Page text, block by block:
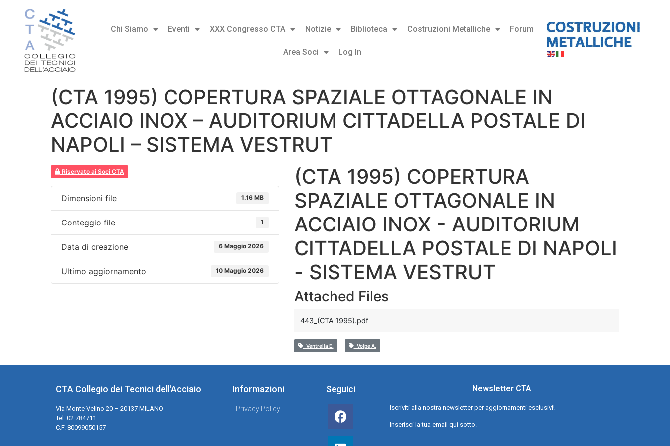
Chi Siamo Eventi XXX Congresso CTA Notizie Biblioteca Costruzioni Metalliche Forum
Area Soci Log In
(CTA 1995) COPERTURA SPAZIALE OTTAGONALE IN
ACCIAIO INOX – AUDITORIUM CITTADELLA POSTALE DI
NAPOLI – SISTEMA VESTRUT
Riservato ai Soci CTA
Dimensioni file 1.16 MB
Conteggio file 1
Data di creazione 6 Maggio 2026
Ultimo aggiornamento 10 Maggio 2026
(CTA 1995) COPERTURA
SPAZIALE OTTAGONALE IN
ACCIAIO INOX - AUDITORIUM
CITTADELLA POSTALE DI NAPOLI
- SISTEMA VESTRUT
Attached Files
443_(CTA 1995).pdf
Ventrella E. Volpe A.
CTA Collegio dei Tecnici dell'Acciaio
Via Monte Velino 20 – 20137 MILANO
Tel. 02.784711
C.F. 80099050157
Informazioni
Privacy Policy
Seguici Newsletter CTA
Iscriviti alla nostra newsletter per aggiornamenti esclusivi!
Inserisci la tua email qui sotto.